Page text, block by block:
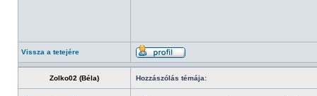
Vissza a tetejére
Zolko02 (Béla) Hozzászólás témája: